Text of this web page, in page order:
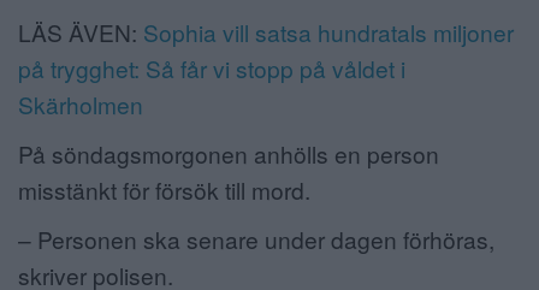
LÄS ÄVEN: Sophia vill satsa hundratals miljoner
på trygghet: Så får vi stopp på våldet i
Skärholmen
På söndagsmorgonen anhölls en person
misstänkt för försök till mord.
– Personen ska senare under dagen förhöras,
skriver polisen.